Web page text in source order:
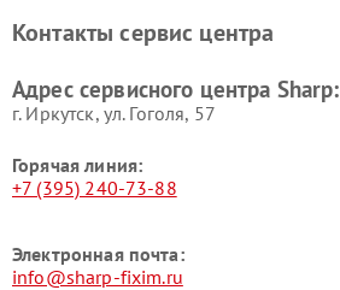
Контакты сервис центра
Адрес сервисного центра Sharp:
г. Иркутск, ул. ​Гоголя, 57
Горячая линия:
+7 (395) 240-73-88
Электронная почта:
info@sharp-fixim.ru